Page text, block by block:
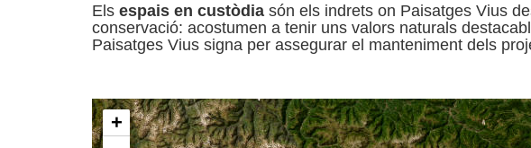
Els espais en custòdia són els indrets on Paisatges Vius
conservació: acostumen a tenir uns valors naturals
Paisatges Vius signa per assegurar el manteniment dels
+